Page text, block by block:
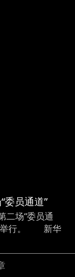
委员通道”
二场“委员通
举行。 新华